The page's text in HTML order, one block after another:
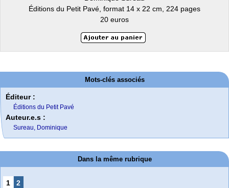
Éditions du Petit Pavé, format 14 x 22 cm, 224 pages
20 euros
Mots-clés associés
Éditeur :
Éditions du Petit Pavé
Auteur.e.s :
Sureau, Dominique
Dans la même rubrique
1 2